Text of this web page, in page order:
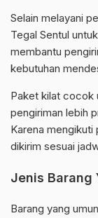
Selain melayani
Tegal Sentul
membantu
kebutuhan
Paket kilat cocok
pengiriman lebih
Karena mengikuti
dikirim sesuai
Jenis Barang
Barang yang